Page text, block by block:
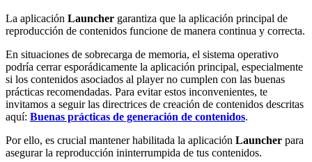
La aplicación Launcher garantiza que la aplicación principal de
reproducción de contenidos funcione de manera continua y correcta.
En situaciones de sobrecarga de memoria, el sistema operativo
podría cerrar esporádicamente la aplicación principal, especialmente
si los contenidos asociados al player no cumplen con las buenas
prácticas recomendadas. Para evitar estos inconvenientes, te
invitamos a seguir las directrices de creación de contenidos descritas
aquí: Buenas prácticas de generación de contenidos.
Por ello, es crucial mantener habilitada la aplicación Launcher para
asegurar la reproducción ininterrumpida de tus contenidos.